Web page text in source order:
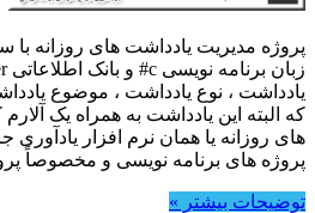
یادداشت ، نوع یادداشت ، موضوع
که البته این یادداشت به همراه یک
های روزانه یا همان نرم افزار
پروژه های برنامه نویسی و مخصوصاً
توضیحات بیشتر »